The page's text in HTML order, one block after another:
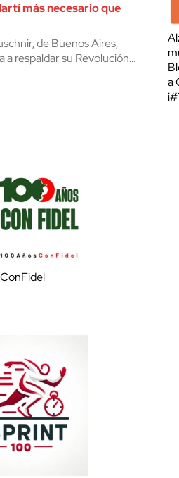
más necesario que
de Buenos Aires,
a respaldar su Revolución…
a